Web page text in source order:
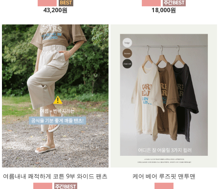
43,200원 18,000원
여름내내 쾌적하게 코튼 9부 와이드 팬츠 케어 베어 루즈핏 맨투맨